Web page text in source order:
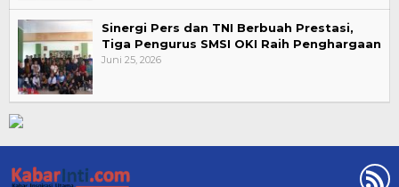
Sinergi Pers dan TNI Berbuah Prestasi,
Tiga Pengurus SMSI OKI Raih Penghargaan
Juni 25, 2026